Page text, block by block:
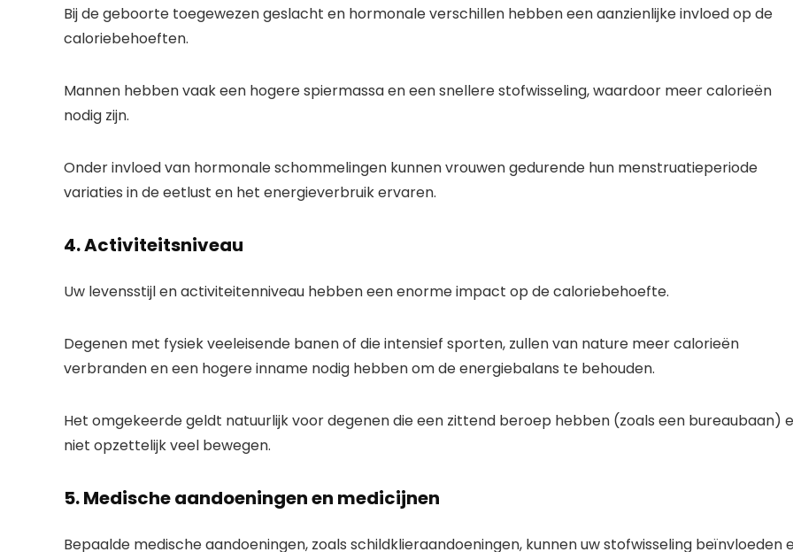
Bij de geboorte toegewezen geslacht en hormonale verschillen hebben een aanzienlijke invloed op de
caloriebehoeften.
Mannen hebben vaak een hogere spiermassa en een snellere stofwisseling, waardoor meer calorieën
nodig zijn.
Onder invloed van hormonale schommelingen kunnen vrouwen gedurende hun menstruatieperiode
variaties in de eetlust en het energieverbruik ervaren.
4. Activiteitsniveau
Uw levensstijl en activiteitenniveau hebben een enorme impact op de caloriebehoefte.
Degenen met fysiek veeleisende banen of die intensief sporten, zullen van nature meer calorieën
verbranden en een hogere inname nodig hebben om de energiebalans te behouden.
Het omgekeerde geldt natuurlijk voor degenen die een zittend beroep hebben (zoals een bureaubaan)
niet opzettelijk veel bewegen.
5. Medische aandoeningen en medicijnen
Bepaalde medische aandoeningen, zoals schildklieraandoeningen, kunnen uw stofwisseling beïnvloeden